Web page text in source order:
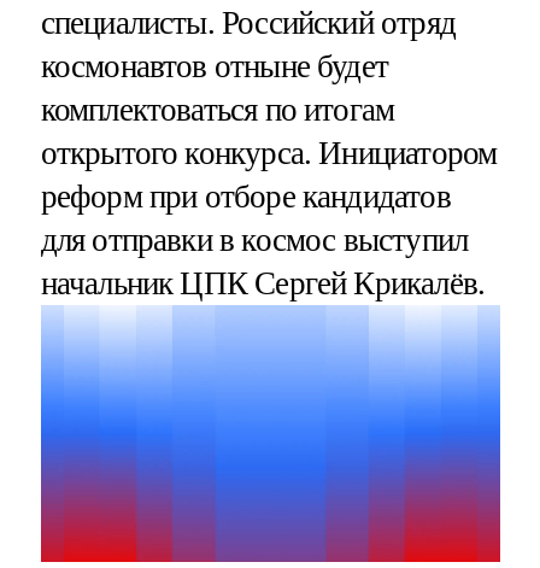
специалисты. Российский отряд
космонавтов отныне будет
комплектоваться по итогам
открытого конкурса. Инициатором
реформ при отборе кандидатов
для отправки в космос выступил
начальник ЦПК Сергей Крикалёв.